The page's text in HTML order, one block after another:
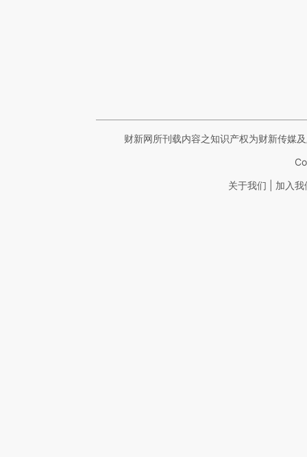
财新网所刊载内容之知识产权为财新传媒
关于我们 加入我